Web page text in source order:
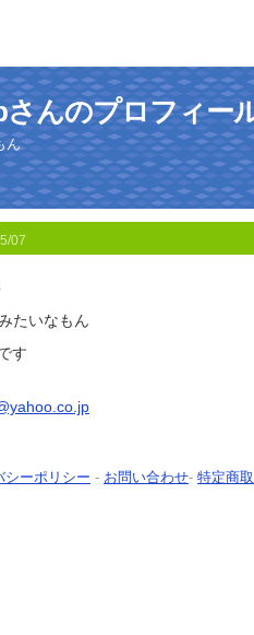
さんのプロフィー
ん
07
たいなもん
す
シーポリシー - お問い合わせ- 特定商